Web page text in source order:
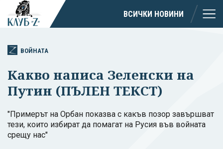
ВСИЧКИ НОВИНИ
ВОЙНАТА
Какво написа Зеленски на
Путин (ПЪЛЕН ТЕКСТ)
"Примерът на Орбан показва с какъв позор завършват
тези, които избират да помагат на Русия във войната
срещу нас"